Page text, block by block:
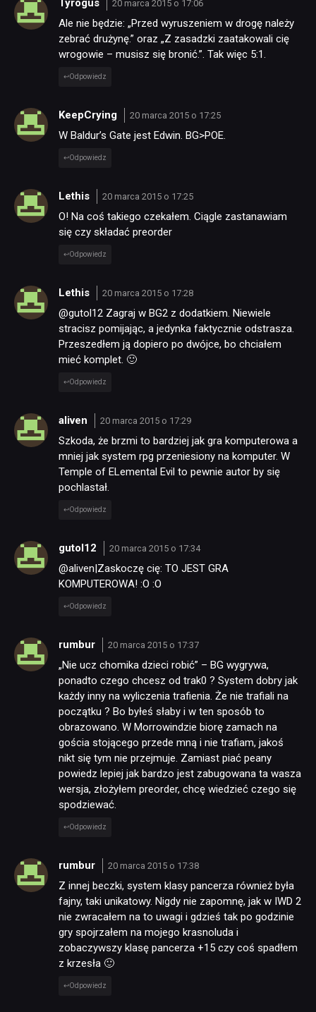
Tyrogus 20 marca 2015 o 17:06
Ale nie będzie: „Przed wyruszeniem w drogę należy
zebrać drużynę.” oraz „Z zasadzki zaatakowali cię
wrogowie – musisz się bronić.”. Tak więc 5:1.
Odpowiedz
KeepCrying 20 marca 2015 o 17:25
W Baldur’s Gate jest Edwin. BG>POE.
Odpowiedz
Lethis 20 marca 2015 o 17:25
O! Na coś takiego czekałem. Ciągle zastanawiam
się czy składać preorder
Odpowiedz
Lethis 20 marca 2015 o 17:28
@gutol12 Zagraj w BG2 z dodatkiem. Niewiele
stracisz pomijając, a jedynka faktycznie odstrasza.
Przeszedłem ją dopiero po dwójce, bo chciałem
mieć komplet. 🙂
Odpowiedz
aliven 20 marca 2015 o 17:29
Szkoda, że brzmi to bardziej jak gra komputerowa a
mniej jak system rpg przeniesiony na komputer. W
Temple of ELemental Evil to pewnie autor by się
pochlastał.
Odpowiedz
gutol12 20 marca 2015 o 17:34
@aliven|Zaskoczę cię: TO JEST GRA
KOMPUTEROWA! :O :O
Odpowiedz
rumbur 20 marca 2015 o 17:37
„Nie ucz chomika dzieci robić” – BG wygrywa,
ponadto czego chcesz od trak0 ? System dobry jak
każdy inny na wyliczenia trafienia. Że nie trafiali na
początku ? Bo byłeś słaby i w ten sposób to
obrazowano. W Morrowindzie biorę zamach na
gościa stojącego przede mną i nie trafiam, jakoś
nikt się tym nie przejmuje. Zamiast piać peany
powiedz lepiej jak bardzo jest zabugowana ta wasza
wersja, złożyłem preorder, chcę wiedzieć czego się
spodziewać.
Odpowiedz
rumbur 20 marca 2015 o 17:38
Z innej beczki, system klasy pancerza również była
fajny, taki unikatowy. Nigdy nie zapomnę, jak w IWD 2
nie zwracałem na to uwagi i gdzieś tak po godzinie
gry spojrzałem na mojego krasnoluda i
zobaczywszy klasę pancerza +15 czy coś spadłem
z krzesła 🙂
Odpowiedz